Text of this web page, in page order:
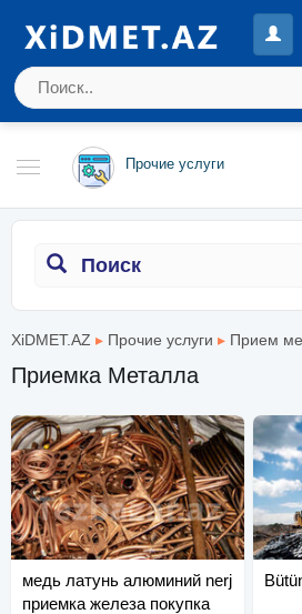
Прочие услуги
Поиск
XiDMET.AZ ▸ Прочие услуги ▸ Прием
Приемка Металла
медь латунь алюминий nerj
приемка железа покупка